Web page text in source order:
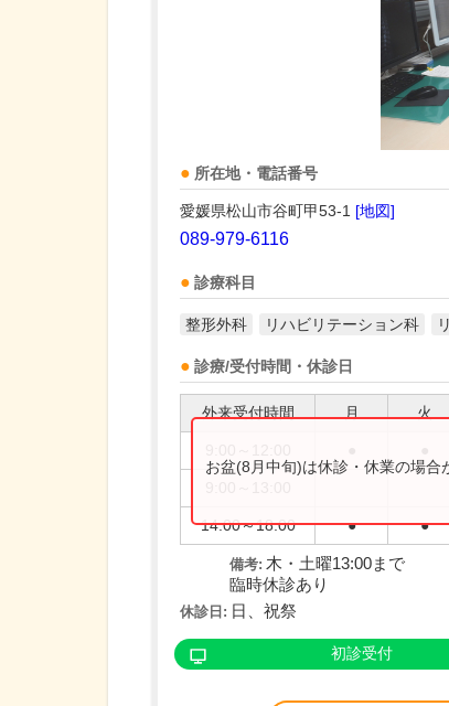
所在地・電話番号
愛媛県松山市谷町甲53-1 [地図]
089-979-6116
診療科目
整形外科 リハビリテーション科
診療/受付時間・休診日
外来受付時間 月 火
14:00～18:00 ● ●
お盆(8月中旬)は休診・休業の場合
備考: 木・土曜13:00まで
臨時休診あり
休診日: 日、祝祭
初診受付